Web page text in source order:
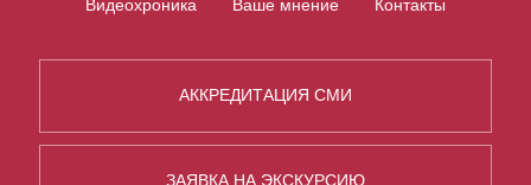
Видеохроника
Ваше мнение Контакты
АККРЕДИТАЦИЯ СМИ
ЗАЯВКА НА ЭКСКУРСИЮ